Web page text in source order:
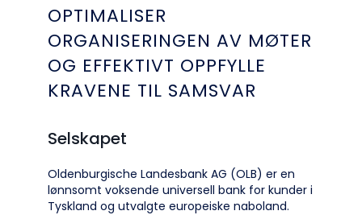
OPTIMALISER
ORGANISERINGEN AV MØTER
OG EFFEKTIVT OPPFYLLE
KRAVENE TIL SAMSVAR
Selskapet
Oldenburgische Landesbank AG (OLB) er en
lønnsomt voksende universell bank for kunder i
Tyskland og utvalgte europeiske naboland.